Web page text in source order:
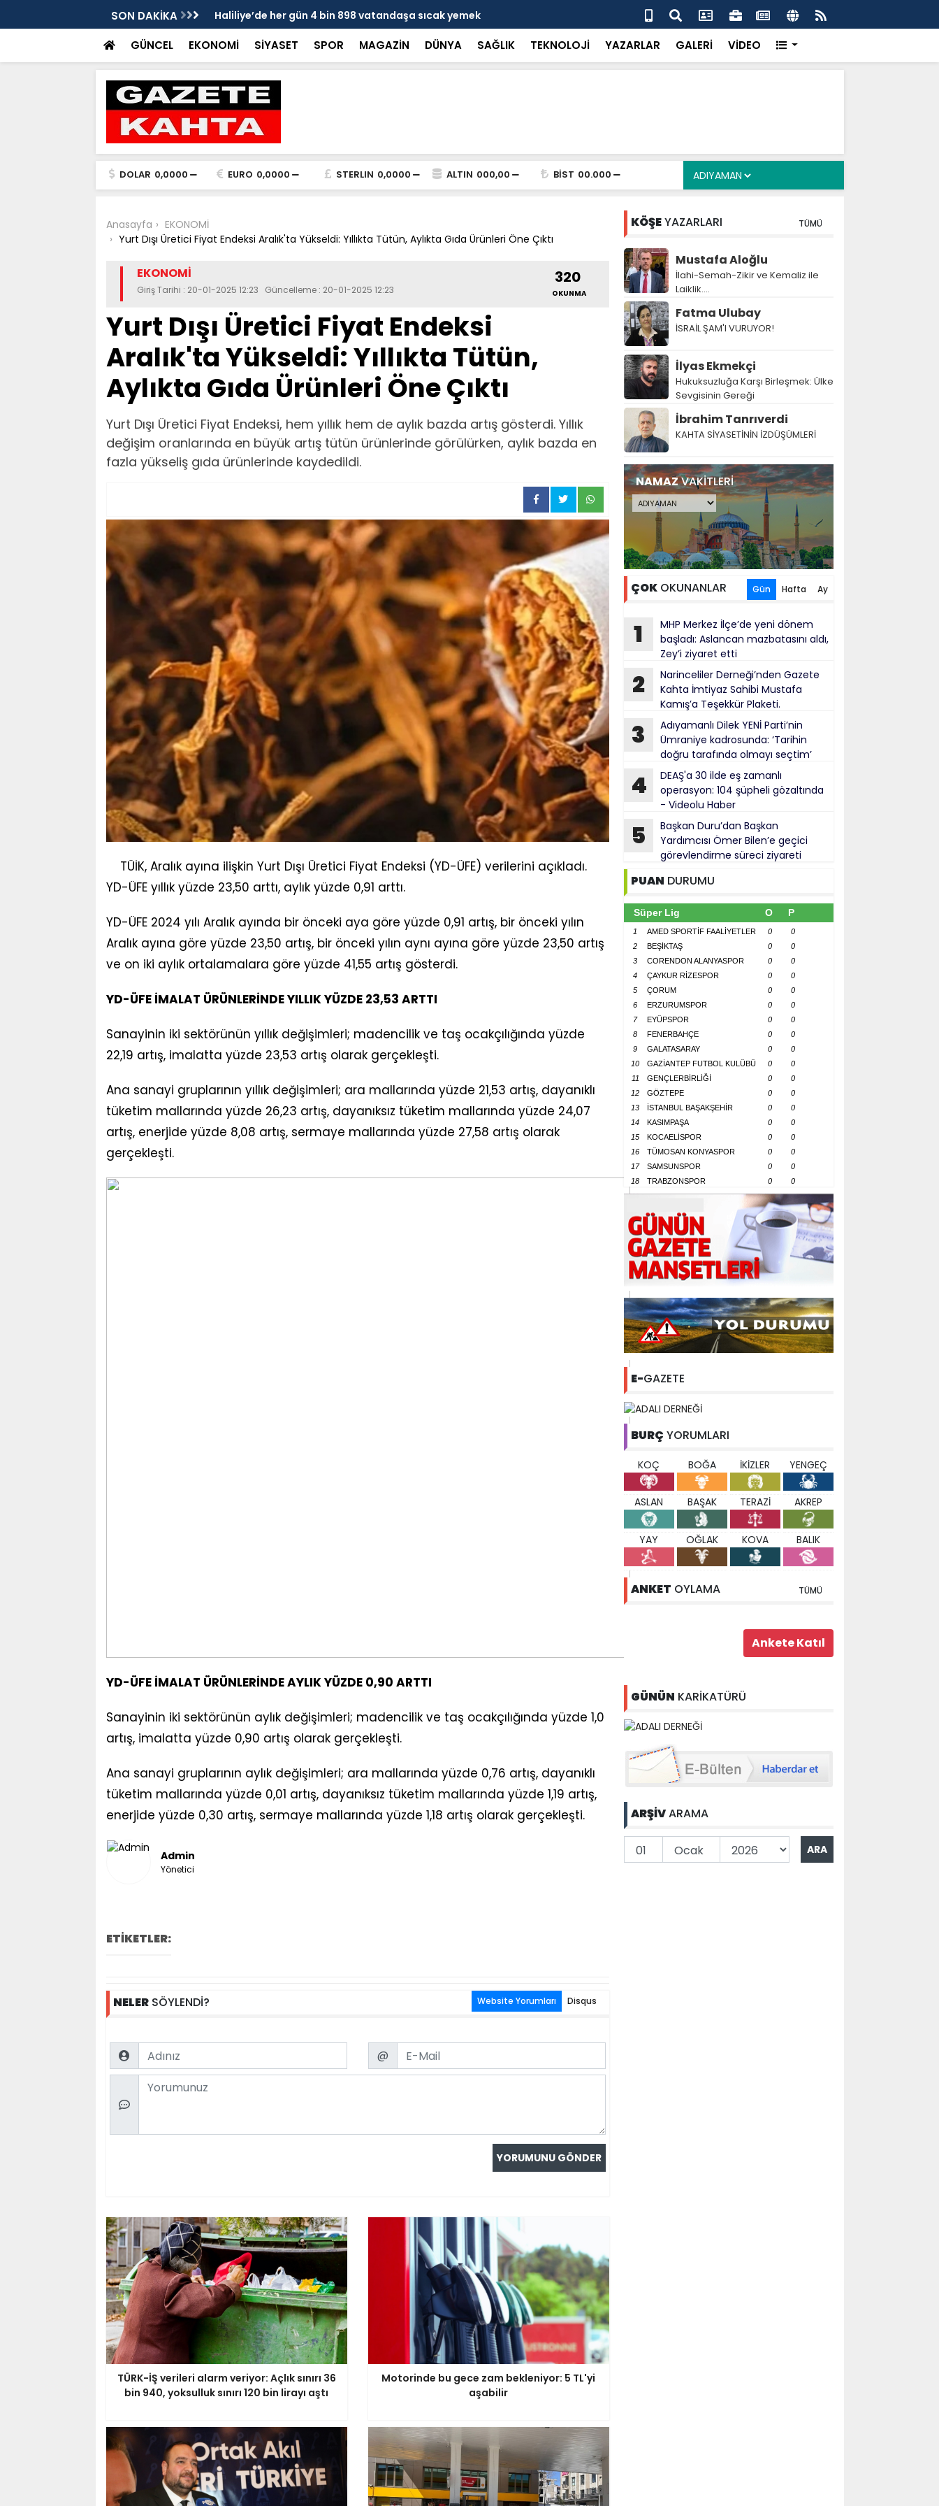
SON DAKİKA
vatandaşa sıcak yemek
Başkan Duru’dan Başkan Yardımcısı Ömer Bilen’e geçici
görevlendirme süreci ziyareti
MHP Merkez İlçe’de yeni dönem başladı: Aslancan mazbatasını aldı,
Zey’i ziyaret etti
GÜNCEL EKONOMİ SİYASET SPOR MAGAZİN DÜNYA SAĞLIK TEKNOLOJİ YAZARLAR GALERİ VİDEO
DOLAR 0,0000 EURO 0,0000 STERLIN 0,0000 ALTIN 000,00 BİST 00.000
Anasayfa
EKONOMİ
Yurt Dışı Üretici Fiyat Endeksi Aralık'ta Yükseldi: Yıllıkta Tütün, Aylıkta Gıda Ürünleri Öne Çıktı
EKONOMİ
Giriş Tarihi : 20-01-2025 12:23 Güncelleme : 20-01-2025 12:23
320
OKUNMA
Yurt Dışı Üretici Fiyat Endeksi
Aralık'ta Yükseldi: Yıllıkta Tütün,
Aylıkta Gıda Ürünleri Öne Çıktı
Yurt Dışı Üretici Fiyat Endeksi, hem yıllık hem de aylık bazda artış gösterdi. Yıllık
değişim oranlarında en büyük artış tütün ürünlerinde görülürken, aylık bazda en
fazla yükseliş gıda ürünlerinde kaydedildi.
TÜİK, Aralık ayına ilişkin Yurt Dışı Üretici Fiyat Endeksi (YD-ÜFE) verilerini açıkladı.
YD-ÜFE yıllık yüzde 23,50 arttı, aylık yüzde 0,91 arttı.
YD-ÜFE 2024 yılı Aralık ayında bir önceki aya göre yüzde 0,91 artış, bir önceki yılın
Aralık ayına göre yüzde 23,50 artış, bir önceki yılın aynı ayına göre yüzde 23,50 artış
ve on iki aylık ortalamalara göre yüzde 41,55 artış gösterdi.
YD-ÜFE İMALAT ÜRÜNLERİNDE YILLIK YÜZDE 23,53 ARTTI
Sanayinin iki sektörünün yıllık değişimleri; madencilik ve taş ocakçılığında yüzde
22,19 artış, imalatta yüzde 23,53 artış olarak gerçekleşti.
Ana sanayi gruplarının yıllık değişimleri; ara mallarında yüzde 21,53 artış, dayanıklı
tüketim mallarında yüzde 26,23 artış, dayanıksız tüketim mallarında yüzde 24,07
artış, enerjide yüzde 8,08 artış, sermaye mallarında yüzde 27,58 artış olarak
gerçekleşti.
YD-ÜFE İMALAT ÜRÜNLERİNDE AYLIK YÜZDE 0,90 ARTTI
Sanayinin iki sektörünün aylık değişimleri; madencilik ve taş ocakçılığında yüzde 1,0
artış, imalatta yüzde 0,90 artış olarak gerçekleşti.
Ana sanayi gruplarının aylık değişimleri; ara mallarında yüzde 0,76 artış, dayanıklı
tüketim mallarında yüzde 0,01 artış, dayanıksız tüketim mallarında yüzde 1,19 artış,
enerjide yüzde 0,30 artış, sermaye mallarında yüzde 1,18 artış olarak gerçekleşti.
Admin
Yönetici
ETİKETLER:
NELERSÖYLENDİ? Website Yorumları Disqus
Name Email
@
Comment
TÜRK-İŞ verileri alarm veriyor: Açlık sınırı 36
bin 940, yoksulluk sınırı 120 bin lirayı aştı
Motorinde bu gece zam bekleniyor: 5 TL'yi
aşabilir
KÖŞEYAZARLARI TÜMÜ
Mustafa Aloğlu
İlahi-Semah-Zikir ve Kemaliz ile
Laiklik….
Fatma Ulubay
İSRAİL ŞAM'I VURUYOR!
İlyas Ekmekçi
Hukuksuzluğa Karşı Birleşmek: Ülke
Sevgisinin Gereği
İbrahim Tanrıverdi
KAHTA SİYASETİNİN İZDÜŞÜMLERİ
NAMAZVAKİTLERİ
ÇOKOKUNANLAR Gün Hafta Ay
1
MHP Merkez İlçe’de yeni dönem
başladı: Aslancan mazbatasını aldı,
Zey’i ziyaret etti
2
Narinceliler Derneği’nden Gazete
Kahta İmtiyaz Sahibi Mustafa
Kamış’a Teşekkür Plaketi.
3
Adıyamanlı Dilek YENİ Parti’nin
Ümraniye kadrosunda: ‘Tarihin
doğru tarafında olmayı seçtim’
4
DEAŞ'a 30 ilde eş zamanlı
operasyon: 104 şüpheli gözaltında
- Videolu Haber
5
Başkan Duru’dan Başkan
Yardımcısı Ömer Bilen’e geçici
görevlendirme süreci ziyareti
PUAN DURUMU
Süper Lig O P
1 AMED SPORTİF FAALİYETLER 0
0
2
BEŞİKTAŞ 0
0
3
CORENDON ALANYASPOR 0
0
4
ÇAYKUR RİZESPOR 0
0
5
ÇORUM 0
0
6
ERZURUMSPOR 0
0
7
EYÜPSPOR 0
0
8
FENERBAHÇE 0
0
9
GALATASARAY 0
0
10
GAZİANTEP FUTBOL KULÜBÜ 0
0
11
GENÇLERBİRLİĞİ 0
0
12
GÖZTEPE 0
0
13
İSTANBUL BAŞAKŞEHİR 0
0
14
KASIMPAŞA 0
0
15
KOCAELİSPOR 0
0
16
TÜMOSAN KONYASPOR 0
0
17
SAMSUNSPOR 0
0
18
TRABZONSPOR 0 0
E-GAZETE
BURÇ YORUMLARI
KOÇ BOĞA İKİZLER YENGEÇ
ASLAN BAŞAK TERAZİ AKREP
YAY OĞLAK KOVA BALIK
ANKET OYLAMA TÜMÜ
GÜNÜN KARİKATÜRÜ
ARŞİVARAMA